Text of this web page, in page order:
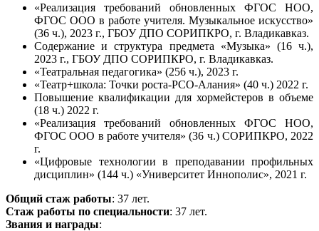
«Реализация требований обновленных ФГОС НОО,
ФГОС ООО в работе учителя. Музыкальное искусство»
(36 ч.), 2023 г., ГБОУ ДПО СОРИПКРО, г. Владикавказ.
Содержание и структура предмета «Музыка» (16 ч.),
2023 г., ГБОУ ДПО СОРИПКРО, г. Владикавказ.
«Театральная педагогика» (256 ч.), 2023 г.
«Театр+школа: Точки роста-РСО-Алания» (40 ч.) 2022 г.
Повышение квалификации для хормейстеров в объеме
(18 ч.) 2022 г.
«Реализация требований обновленных ФГОС НОО,
ФГОС ООО в работе учителя» (36 ч.) СОРИПКРО, 2022
г.
«Цифровые технологии в преподавании профильных
дисциплин» (144 ч.) «Университет Иннополис», 2021 г.
Общий стаж работы: 37 лет.
Стаж работы по специальности: 37 лет.
Звания и награды: